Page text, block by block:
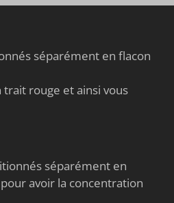
séparément en flacon
rouge et ainsi vous
séparément en
avoir la concentration